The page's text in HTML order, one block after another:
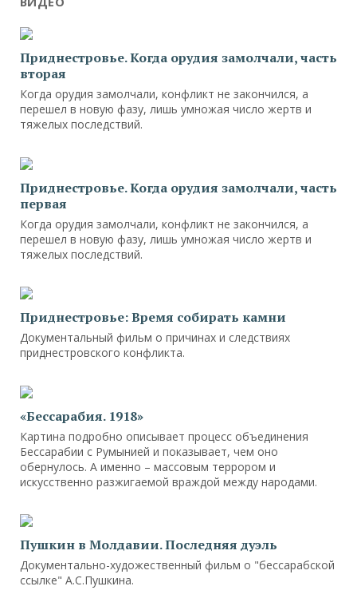
Приднестровье. Когда орудия замолчали, часть
вторая
Когда орудия замолчали, конфликт не закончился, а
перешел в новую фазу, лишь умножая число жертв и
тяжелых последствий.
Приднестровье. Когда орудия замолчали, часть
первая
Когда орудия замолчали, конфликт не закончился, а
перешел в новую фазу, лишь умножая число жертв и
тяжелых последствий.
Приднестровье: Время собирать камни
Документальный фильм о причинах и следствиях
приднестровского конфликта.
«Бессарабия. 1918»
Картина подробно описывает процесс объединения
Бессарабии с Румынией и показывает, чем оно
обернулось. А именно – массовым террором и
искусственно разжигаемой враждой между народами.
Пушкин в Молдавии. Последняя дуэль
Документально-художественный фильм о "бессарабской
ссылке" А.С.Пушкина.